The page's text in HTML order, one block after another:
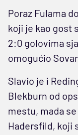
Poraz Fulama
koji je kao gost
2:0 golovima
omogućio
Slavio je i
Blekburn od
mestu, mada
Hadersfild, koji